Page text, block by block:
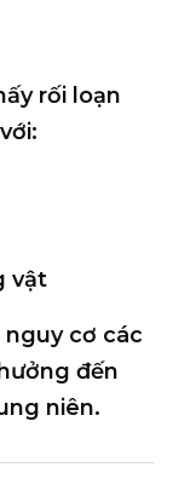
rối loạn
vật
cơ các
đến
niên.